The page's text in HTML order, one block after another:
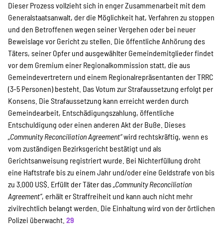
Dieser Prozess vollzieht sich in enger Zusammenarbeit mit dem
Generalstaatsanwalt, der die Möglichkeit hat, Verfahren zu stoppen
und den Betroffenen wegen seiner Vergehen oder bei neuer
Beweislage vor Gericht zu stellen. Die öffentliche Anhörung des
Täters, seiner Opfer und ausgewählter Gemeindemitglieder findet
vor dem Gremium einer Regionalkommission statt, die aus
Gemeindevertretern und einem Regionalrepräsentanten der TRRC
(3-5 Personen) besteht. Das Votum zur Strafaussetzung erfolgt per
Konsens. Die Strafaussetzung kann erreicht werden durch
Gemeindearbeit, Entschädigungszahlung, öffentliche
Entschuldigung oder einen anderen Akt der Buße. Dieses
„Community Reconciliation Agreement“wird rechtskräftig, wenn es
vom zuständigen Bezirksgericht bestätigt und als
Gerichtsanweisung registriert wurde. Bei Nichterfüllung droht
eine Haftstrafe bis zu einem Jahr und/oder eine Geldstrafe von bis
zu 3.000 US$. Erfüllt der Täter das„Community Reconciliation
Agreement“, erhält er Straffreiheit und kann auch nicht mehr
zivilrechtlich belangt werden. Die Einhaltung wird von der örtlichen
Polizei überwacht. 29